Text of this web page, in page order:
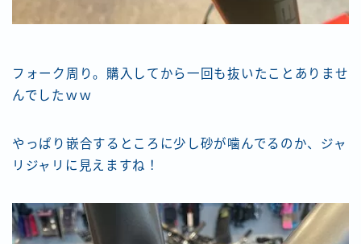
フォーク周り。購入してから一回も抜いたことありませ
んでしたｗｗ
やっぱり嵌合するところに少し砂が噛んでるのか、ジャ
リジャリに見えますね！